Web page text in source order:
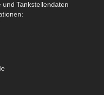
Tankstellendaten